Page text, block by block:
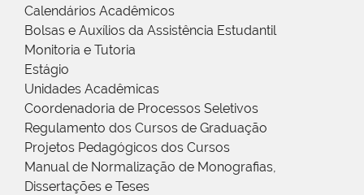
Calendários Acadêmicos
Bolsas e Auxílios da Assistência Estudantil
Monitoria e Tutoria
Estágio
Unidades Acadêmicas
Coordenadoria de Processos Seletivos
Regulamento dos Cursos de Graduação
Projetos Pedagógicos dos Cursos
Manual de Normalização de Monografias,
Dissertações e Teses